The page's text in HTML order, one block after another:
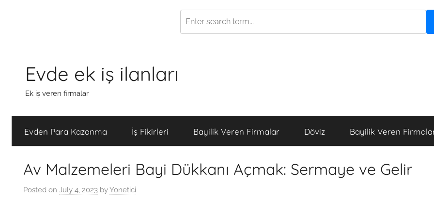
content
Evde ek iş ilanları
Ek iş veren firmalar
Evden Para Kazanma İş Fikirleri Bayilik Veren Firmalar Döviz Bayilik Veren
Av Malzemeleri Bayi Dükkanı Açmak: Sermaye ve Gelir
Posted on July 4, 2023 byYonetici